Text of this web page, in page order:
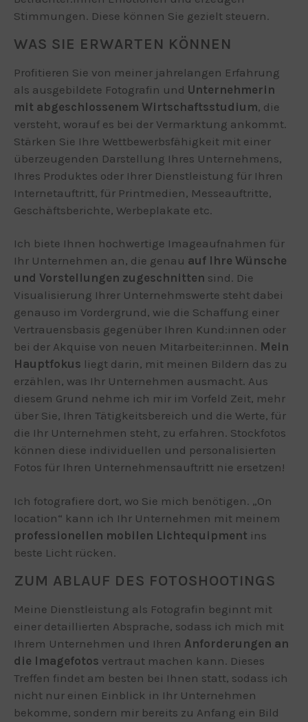
Stimmungen. Diese können Sie gezielt steuern.
WAS SIE ERWARTEN KÖNNEN
Profitieren Sie von meiner jahrelangen Erfahrung
als ausgebildete Fotografin und Unternehmerin
mit abgeschlossenem Wirtschaftsstudium, die
versteht, worauf es bei der Vermarktung ankommt.
Stärken Sie Ihre Wettbewerbsfähigkeit mit einer
überzeugenden Darstellung Ihres Unternehmens,
Ihres Produktes oder Ihrer Dienstleistung für Ihren
Internetauftritt, für Printmedien, Messeauftritte,
Geschäftsberichte, Werbeplakate etc.
Ich biete Ihnen hochwertige Imageaufnahmen für
Ihr Unternehmen an, die genau auf Ihre Wünsche
und Vorstellungen zugeschnitten sind. Die
Visualisierung Ihrer Unternehmswerte steht dabei
genauso im Vordergrund, wie die Schaffung einer
Vertrauensbasis gegenüber Ihren Kund:innen oder
bei der Akquise von neuen Mitarbeiter:innen. Mein
Hauptfokus liegt darin, mit meinen Bildern das zu
erzählen, was Ihr Unternehmen ausmacht. Aus
diesem Grund nehme ich mir im Vorfeld Zeit, mehr
über Sie, Ihren Tätigkeitsbereich und die Werte, für
die Ihr Unternehmen steht, zu erfahren. Stockfotos
können diese individuellen und personalisierten
Fotos für Ihren Unternehmensauftritt nie ersetzen!
Ich fotografiere dort, wo Sie mich benötigen. „On
location“ kann ich Ihr Unternehmen mit meinem
professionellen mobilen Lichtequipment ins
beste Licht rücken.
ZUM ABLAUF DES FOTOSHOOTINGS
Meine Dienstleistung als Fotografin beginnt mit
einer detaillierten Absprache, sodass ich mich mit
Ihrem Unternehmen und Ihren Anforderungen an
die Imagefotos vertraut machen kann. Dieses
Treffen findet am besten bei Ihnen statt, sodass ich
nicht nur einen Einblick in Ihr Unternehmen
bekomme, sondern mir bereits zu Anfang ein Bild